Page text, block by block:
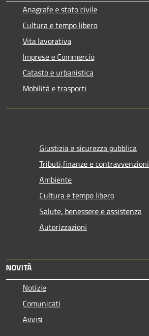
Anagrafe e stato civile
Cultura e tempo libero
Vita lavorativa
Imprese e Commercio
Catasto e urbanistica
Mobilità e trasporti
Giustizia e sicurezza pubblica
Tributi,finanze e contravvenzioni
Ambiente
Cultura e tempo libero
Salute, benessere e assistenza
Autorizzazioni
NOVITÀ
Notizie
Comunicati
Avvisi